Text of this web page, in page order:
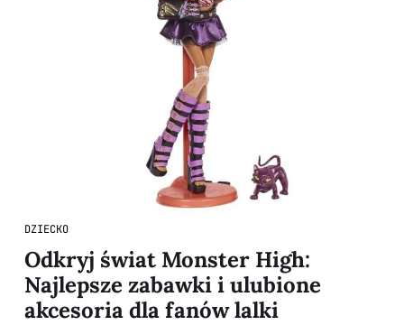
DZIECKO
Odkryj świat Monster High:
Najlepsze zabawki i ulubione
akcesoria dla fanów lalki